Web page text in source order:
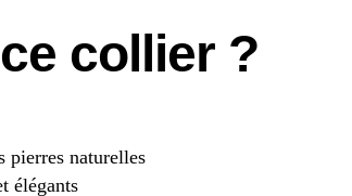
collier ?
pierres naturelles
élégants